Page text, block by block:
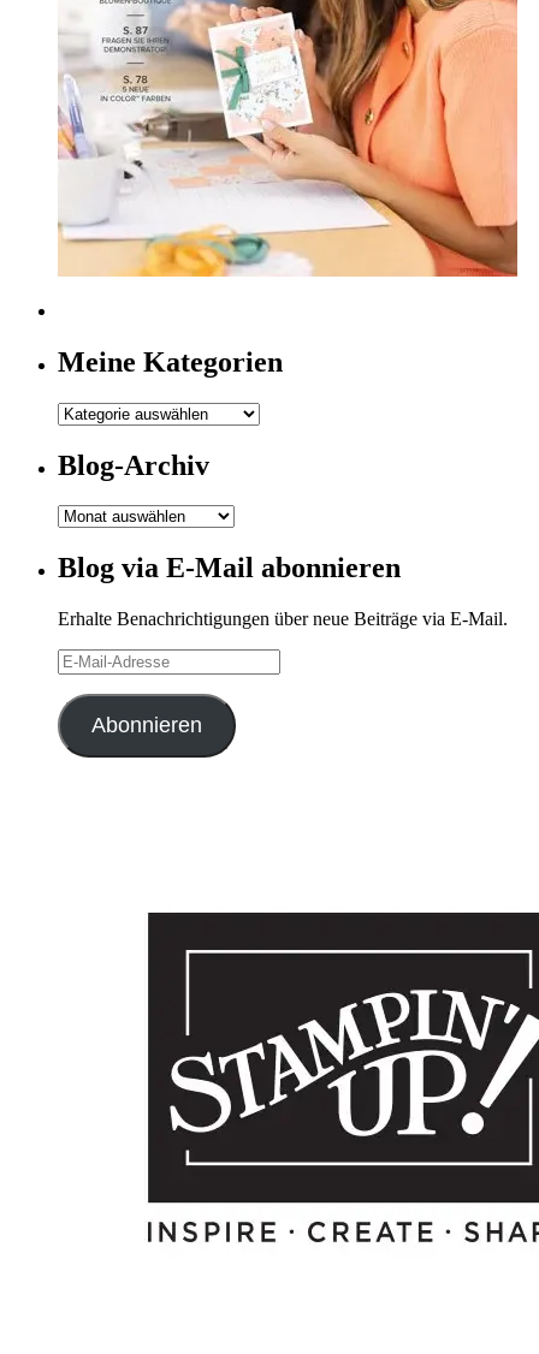
Meine Kategorien
Meine
Blog-Archiv
Blog-
Blog via E-Mail abonnieren
Erhalte Benachrichtigungen über neue Beiträge via E-Mail.
E-
Mail-
Adresse
Abonnieren